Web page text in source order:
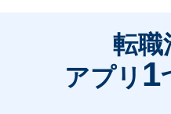
転職
アプリ 1